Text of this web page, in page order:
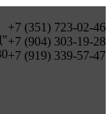
+7 (351) 723-02-46
+7 (904) 303-19-28
+7 (919) 339-57-47